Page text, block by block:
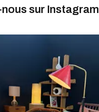
sur Instagram